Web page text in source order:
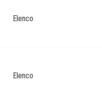
Elenco
Elenco